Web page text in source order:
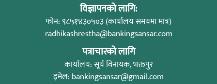
विज्ञापनको लागि:
फोन: ९८५१४३०५०३ (कार्यालय समयमा मात्र)
radhikashrestha@bankingsansar.com
पत्राचारको लागि
कार्यालय: सूर्य विनायक, भक्तपुर
इमेल: bankingsansar@gmail.com